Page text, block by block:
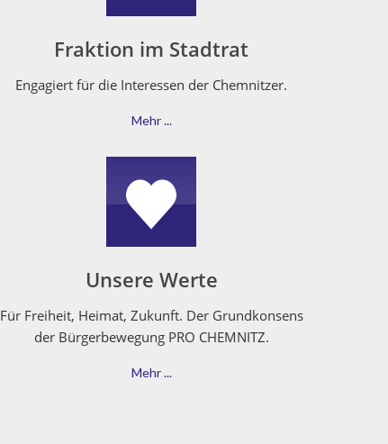
Fraktion im Stadtrat
Engagiert für die Inter­essen der Chemnitzer.
Mehr ...
Unsere Werte
Für Frei­heit, Heimat, Zukun­ft. Der Grund­kon­sens
der Bürg­er­be­we­gung PRO CHEMNITZ.
Mehr ...